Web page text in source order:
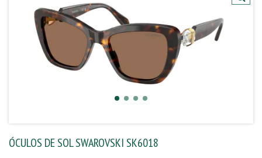
ÓCULOS DE SOL SWAROVSKI SK6018